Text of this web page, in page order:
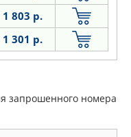
1 803 р.
1 301 р.
запрошенного номера